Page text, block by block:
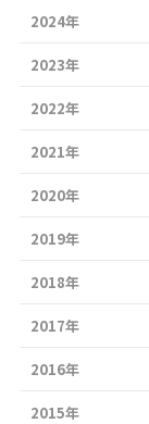
2024年
2023年
2022年
2021年
2020年
2019年
2018年
2017年
2016年
2015年